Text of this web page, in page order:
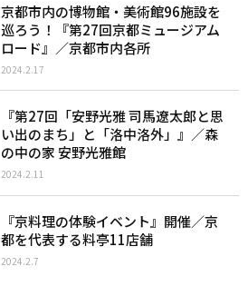
京都市内の博物館・美術館96施設を
巡ろう！『第27回京都ミュージアム
ロード』／京都市内各所
2024.2.17
『第27回「安野光雅 司馬遼太郎と思
い出のまち」と「洛中洛外」』／森
の中の家 安野光雅館
2024.2.11
『京料理の体験イベント』開催／京
都を代表する料亭11店舗
2024.2.7